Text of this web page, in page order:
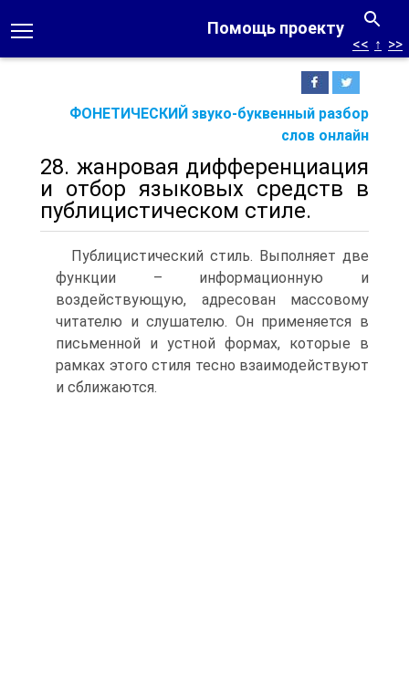
Помощь проекту
ФОНЕТИЧЕСКИЙ звуко-буквенный разбор
слов онлайн
<< ↑ >>
28. жанровая дифференциация
и отбор языковых средств в
публицистическом стиле.
Публицистический стиль. Выполняет две
функции – информационную и
воздействующую, адресован массовому
читателю и слушателю. Он применяется в
письменной и устной формах, которые в
рамках этого стиля тесно взаимодействуют
и сближаются.